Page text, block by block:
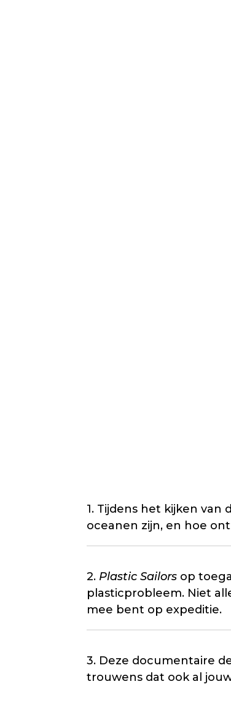
1. Tijdens het kijken
oceanen zijn, en hoe
2. Plastic Sailorsop
plasticprobleem. Niet
mee bent op expeditie.
3. Deze documentaire
trouwens dat ook al